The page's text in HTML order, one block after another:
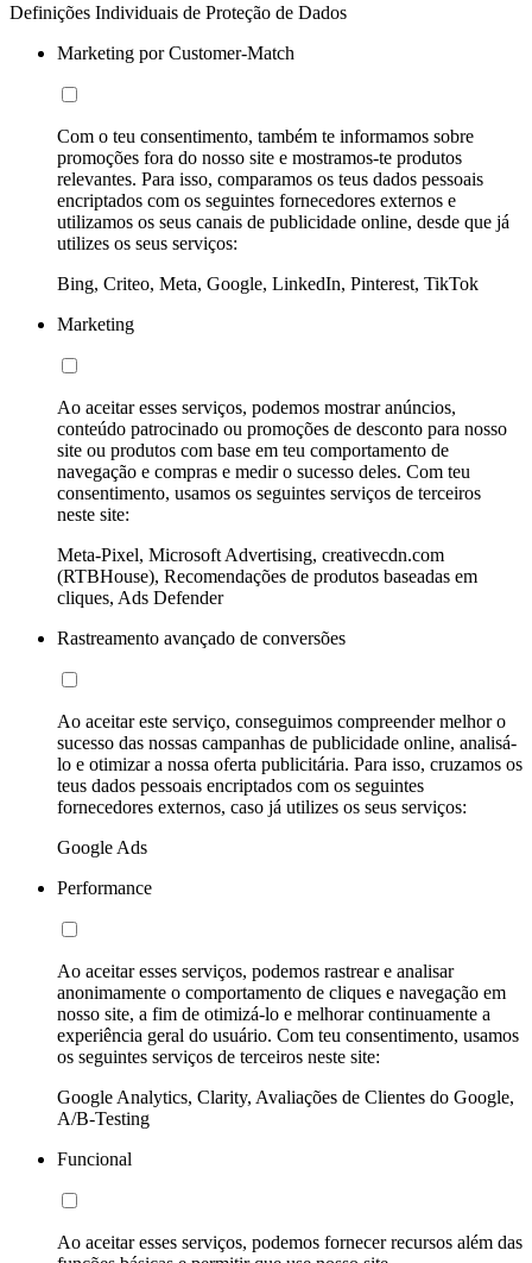
Definições Individuais de Proteção de Dados
Marketing por Customer-Match
Com o teu consentimento, também te informamos sobre
promoções fora do nosso site e mostramos-te produtos
relevantes. Para isso, comparamos os teus dados pessoais
encriptados com os seguintes fornecedores externos e
utilizamos os seus canais de publicidade online, desde que já
utilizes os seus serviços:
Bing, Criteo, Meta, Google, LinkedIn, Pinterest, TikTok
Marketing
Ao aceitar esses serviços, podemos mostrar anúncios,
conteúdo patrocinado ou promoções de desconto para nosso
site ou produtos com base em teu comportamento de
navegação e compras e medir o sucesso deles. Com teu
consentimento, usamos os seguintes serviços de terceiros
neste site:
Meta-Pixel, Microsoft Advertising, creativecdn.com
(RTBHouse), Recomendações de produtos baseadas em
cliques, Ads Defender
Rastreamento avançado de conversões
Ao aceitar este serviço, conseguimos compreender melhor o
sucesso das nossas campanhas de publicidade online, analisá-
lo e otimizar a nossa oferta publicitária. Para isso, cruzamos os
teus dados pessoais encriptados com os seguintes
fornecedores externos, caso já utilizes os seus serviços:
Google Ads
Performance
Ao aceitar esses serviços, podemos rastrear e analisar
anonimamente o comportamento de cliques e navegação em
nosso site, a fim de otimizá-lo e melhorar continuamente a
experiência geral do usuário. Com teu consentimento, usamos
os seguintes serviços de terceiros neste site:
Google Analytics, Clarity, Avaliações de Clientes do Google,
A/B-Testing
Funcional
Ao aceitar esses serviços, podemos fornecer recursos além das